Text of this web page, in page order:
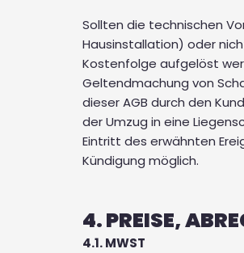
Sollten die technischen
Hausinstallation) oder
Kostenfolge aufgelöst
Geltendmachung von
dieser AGB durch den
der Umzug in eine
Eintritt des erwähnten
Kündigung möglich.
4. PREISE,
4.1. MWST